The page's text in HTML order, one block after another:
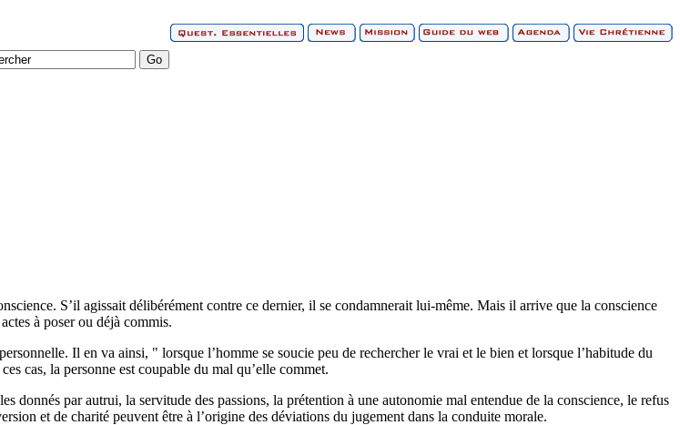
S’il agissait délibérément contre ce dernier, il se condamnerait lui-même. Mais il arrive que la conscience
à poser ou déjà commis.
Il en va ainsi, " lorsque l’homme se soucie peu de rechercher le vrai et le bien et lorsque l’habitude du
cas, la personne est coupable du mal qu’elle commet.
donnés par autrui, la servitude des passions, la prétention à une autonomie mal entendue de la conscience, le refus
et de charité peuvent être à l’origine des déviations du jugement dans la conduite morale.